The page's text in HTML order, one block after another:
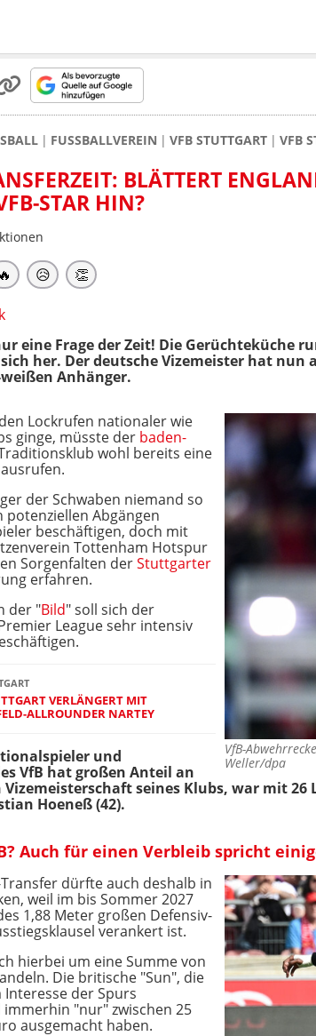
FUSSBALLVEREIN VFB STUTTGART VFB
BLÄTTERT
STAR HIN?
🔥 😥 👏
eine Frage der Zeit! Die Gerüchteküche
her. Der deutsche Vizemeister hat nun
Anhänger.
VfB-
Weller/dpa
Lockrufen nationaler wie
ginge, müsste der baden-
wohl bereits eine
der Schwaben niemand so
Abgängen
beschäftigen, doch mit
Tottenham Hotspur
Sorgenfalten derStuttgarter
erfahren.
der "Bild" soll sich der
League sehr intensiv
VERLÄNGERT MIT
ALLROUNDER NARTEY
und
VfB hat großen Anteil an
seines Klubs, war mit 26
Hoeneß (42).
Auch für einen Verbleib spricht
dürfte auch deshalb in
weil im bis Sommer 2027
1,88 Meter großen Defensiv-
verankert ist.
hierbei um eine Summe von
Die britische "Sun", die
der Spurs
"nur" zwischen 25
ausgemacht haben.